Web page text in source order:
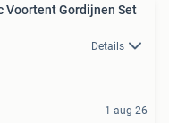
Voortent Gordijnen Set
Details
1 aug 26